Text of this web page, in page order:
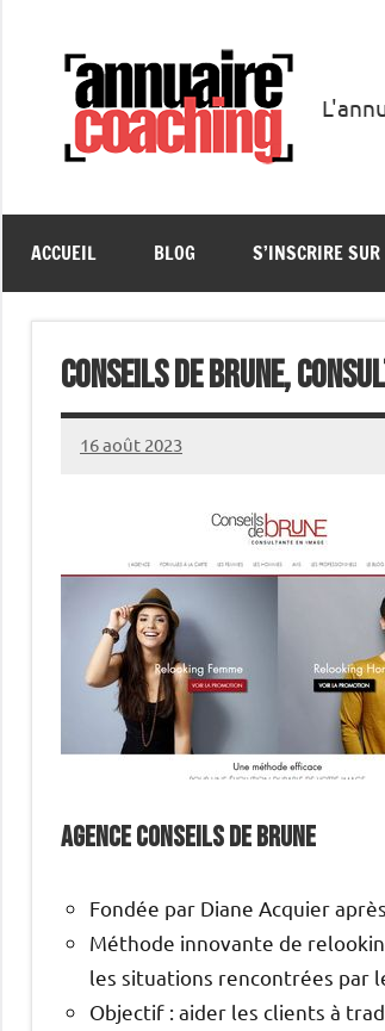
ACCUEIL BLOG S’INSCRIRE
Conseils de brune,
16 août 2023
annuairecoaching
Agence Conseils de brune
Fondée par Diane Acquier
Méthode innovante de
les situations rencontrées par
Objectif : aider les clients à